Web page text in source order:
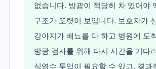
없습니다. 방광이 적당히 차 있어야
구조가 또렷이 보입니다. 보호자가
강아지가 배뇨를 다 하고 병원에 도
방광 검사를 위해 다시 시간을 기다
식염수 투입이 필요할 수 있고, 결과